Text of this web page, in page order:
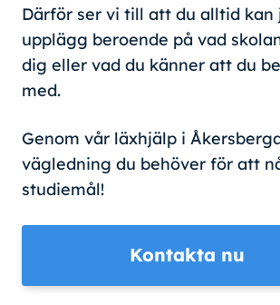
Därför ser vi till att du alltid kan
upplägg beroende på vad
dig eller vad du känner att du
med.
Genom vår läxhjälp i
vägledning du behöver för att
studiemål!
Kontakta nu